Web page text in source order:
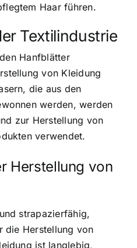
Haar führen.
Textilindustrie
Hanfblätter
von Kleidung
die aus den
werden, werden
zur Herstellung von
verwendet.
Herstellung von
strapazierfähig,
die Herstellung von
ist langlebig,